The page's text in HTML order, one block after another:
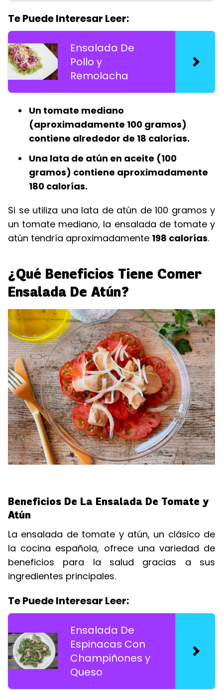
Te Puede Interesar Leer:
Ensalada De
Pollo y
Remolacha
Un tomate mediano
(aproximadamente 100 gramos)
contiene alrededor de 18 calorías.
Una lata de atún en aceite (100
gramos) contiene aproximadamente
180 calorías.
Si se utiliza una lata de atún de 100 gramos y
un tomate mediano, la ensalada de tomate y
atún tendría aproximadamente 198 calorías.
¿Qué Beneficios Tiene Comer
Ensalada De Atún?
Beneficios De La Ensalada De Tomate y
Atún
La ensalada de tomate y atún, un clásico de
la cocina española, ofrece una variedad de
beneficios para la salud gracias a sus
ingredientes principales.
Te Puede Interesar Leer:
Ensalada De
Espinacas Con
Champiñones y
Queso